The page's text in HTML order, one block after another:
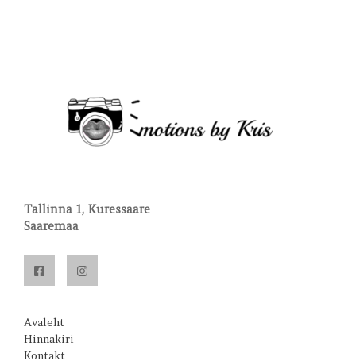
Tallinna 1, Kuressaare
Saaremaa
Avaleht
Hinnakiri
Kontakt